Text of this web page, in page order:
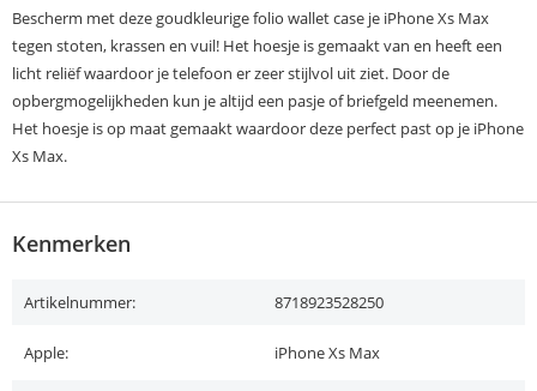
Bescherm met deze goudkleurige folio wallet case je iPhone Xs Max
tegen stoten, krassen en vuil! Het hoesje is gemaakt van en heeft een
licht reliëf waardoor je telefoon er zeer stijlvol uit ziet. Door de
opbergmogelijkheden kun je altijd een pasje of briefgeld meenemen.
Het hoesje is op maat gemaakt waardoor deze perfect past op je iPhone
Xs Max.
Kenmerken
Artikelnummer: 8718923528250
Apple: iPhone Xs Max